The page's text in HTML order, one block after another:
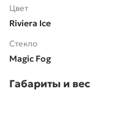
Цвет
Riviera Ice
Стекло
Magic Fog
Габариты и вес